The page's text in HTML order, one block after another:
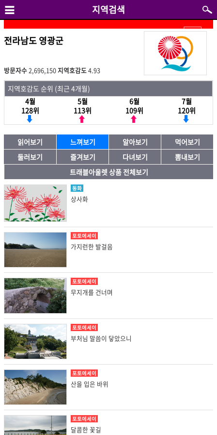
지역검색
전라남도 영광군
방문자수2,696,150지역호감도 4.93
지역호감도 순위 (최근 4개월)
4월
128위
5월
113위
6월
109위
7월
120위
읽어보기 느껴보기 알아보기
먹어보기
둘러보기
즐겨보기 다녀보기
뽐내보기
트래블아울렛 상품 전체보기
동화
상사화
포토에세이
가지런한 발걸음
포토에세이
무지개를 건너며
포토에세이
부처님 말씀이 닿았으니
포토에세이
산을 입은 바위
포토에세이
달콤한 꽃길